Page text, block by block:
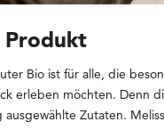
Produkt
Bio ist für alle, die
erleben möchten. Denn
Zutaten.